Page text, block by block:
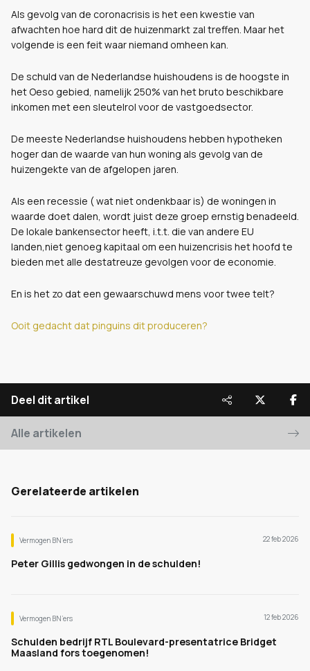
Als gevolg van de coronacrisis is het een kwestie van
afwachten hoe hard dit de huizenmarkt zal treffen. Maar het
volgende is een feit waar niemand omheen kan.
De schuld van de Nederlandse huishoudens is de hoogste in
het Oeso gebied, namelijk 250% van het bruto beschikbare
inkomen met een sleutelrol voor de vastgoedsector.
De meeste Nederlandse huishoudens hebben hypotheken
hoger dan de waarde van hun woning als gevolg van de
huizengekte van de afgelopen jaren.
Als een recessie ( wat niet ondenkbaar is) de woningen in
waarde doet dalen, wordt juist deze groep ernstig benadeeld.
De lokale bankensector heeft, i.t.t. die van andere EU
landen,niet genoeg kapitaal om een huizencrisis het hoofd te
bieden met alle destatreuze gevolgen voor de economie.
En is het zo dat een gewaarschuwd mens voor twee telt?
Ooit gedacht dat pinguins dit produceren?
Deel dit artikel
Alle artikelen
Gerelateerde artikelen
Vermogen BN’ers 22 feb 2026
Peter Gillis gedwongen in de schulden!
Vermogen BN’ers 12 feb 2026
Schulden bedrijf RTL Boulevard-presentatrice Bridget
Maasland fors toegenomen!